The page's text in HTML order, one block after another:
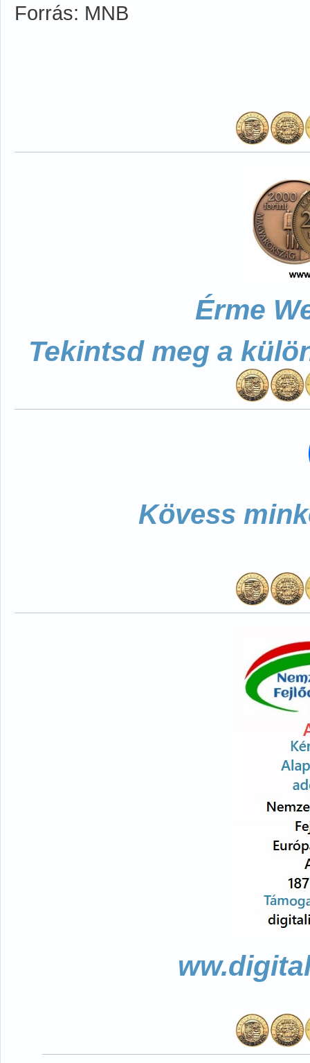
Forrás: MNB
Érme
Tekintsd meg a
Kövess